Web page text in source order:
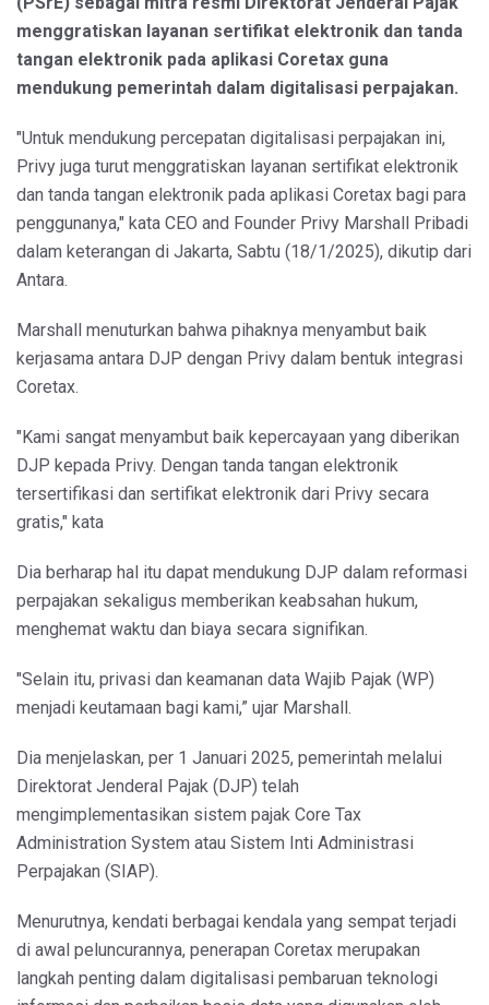
menggratiskan layanan sertifikat elektronik dan tanda
tangan elektronik pada aplikasi Coretax guna
mendukung pemerintah dalam digitalisasi perpajakan.
"Untuk mendukung percepatan digitalisasi perpajakan ini,
Privy juga turut menggratiskan layanan sertifikat elektronik
dan tanda tangan elektronik pada aplikasi Coretax bagi para
penggunanya," kata CEO and Founder Privy Marshall Pribadi
dalam keterangan di Jakarta, Sabtu (18/1/2025), dikutip dari
Antara.
Marshall menuturkan bahwa pihaknya menyambut baik
kerjasama antara DJP dengan Privy dalam bentuk integrasi
Coretax.
"Kami sangat menyambut baik kepercayaan yang diberikan
DJP kepada Privy. Dengan tanda tangan elektronik
tersertifikasi dan sertifikat elektronik dari Privy secara
gratis," kata
Dia berharap hal itu dapat mendukung DJP dalam reformasi
perpajakan sekaligus memberikan keabsahan hukum,
menghemat waktu dan biaya secara signifikan.
"Selain itu, privasi dan keamanan data Wajib Pajak (WP)
menjadi keutamaan bagi kami,” ujar Marshall.
Dia menjelaskan, per 1 Januari 2025, pemerintah melalui
Direktorat Jenderal Pajak (DJP) telah
mengimplementasikan sistem pajak Core Tax
Administration System atau Sistem Inti Administrasi
Perpajakan (SIAP).
Menurutnya, kendati berbagai kendala yang sempat terjadi
di awal peluncurannya, penerapan Coretax merupakan
langkah penting dalam digitalisasi pembaruan teknologi